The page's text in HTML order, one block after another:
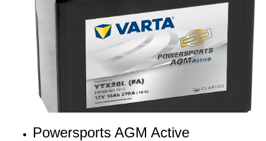
Powersports AGM Active